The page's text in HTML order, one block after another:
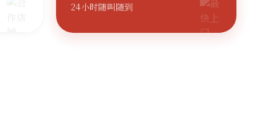
24小时随叫随到